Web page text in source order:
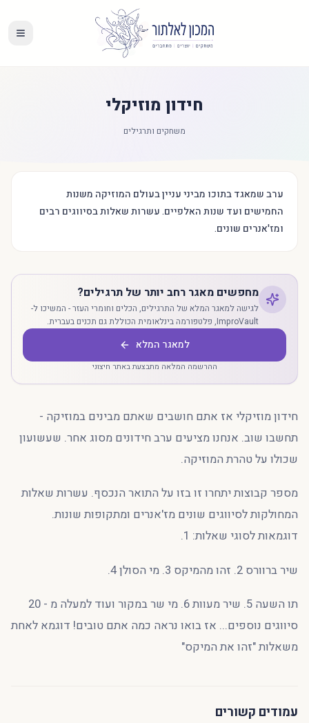
חידון מוזיקלי
משחקים ותרגילים
ערב שמאגד בתוכו מביני עניין בעולם המוזיקה משנות
החמישים ועד שנות האלפיים. עשרות שאלות בסיווגים רבים
ומז'אנרים שונים.
מחפשים מאגר רחב יותר של תרגילים?
לגישה למאגר המלא של התרגילים, הכלים וחומרי העזר - המשיכו ל-
ImproVault, פלטפורמה בינלאומית הכוללת גם תכנים בעברית.
למאגר המלא
ההרשמה המלאה מתבצעת באתר חיצוני
חידון מוזיקלי אז אתם חושבים שאתם מבינים במוזיקה -
תחשבו שוב. אנחנו מציעים ערב חידונים מסוג אחר. שעשועון
שכולו על טהרת המוזיקה.
מספר קבוצות יתחרו זו בזו על התואר הנכסף. עשרות שאלות
המחולקות לסיווגים שונים מז'אנרים ומתקופות שונות.
דוגמאות לסוגי שאלות: 1.
שיר ברוורס 2. זהו מהמיקס 3. מי הסולן 4.
תו השעה 5. שיר מעוות 6. מי שר במקור ועוד למעלה מ - 20
סיווגים נוספים... אז בואו נראה כמה אתם טובים! דוגמא לאחת
משאלות "זהו את המיקס"
עמודים קשורים